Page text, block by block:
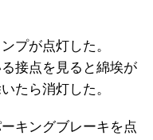
プが点灯した。
接点を見ると綿埃が
たら消灯した。
キングブレーキを点